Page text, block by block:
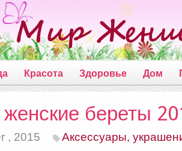
Красота Здоровье Дом
береты
, 2015 Аксессуары,